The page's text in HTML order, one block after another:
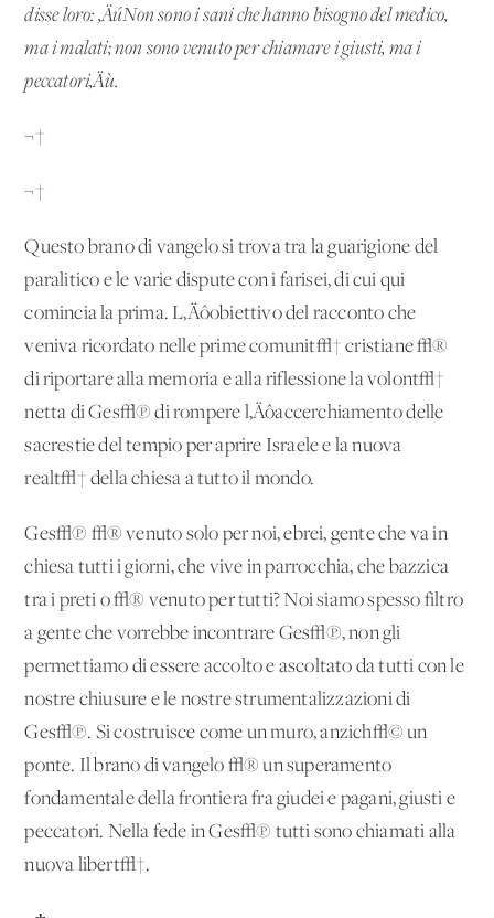
disse loro: ‚ÄúNon sono i sani che hanno bisogno del medico,
ma i malati; non sono venuto per chiamare i giusti, ma i
peccatori‚Äù.
¬†
¬†
Questo brano di vangelo si trova tra la guarigione del
paralitico e le varie dispute con i farisei, di cui qui
comincia la prima. L‚Äôobiettivo del racconto che
veniva ricordato nelle prime comunit√† cristiane √®
di riportare alla memoria e alla riflessione la volont√†
netta di Ges√π di rompere l‚Äôaccerchiamento delle
sacrestie del tempio per aprire Israele e la nuova
realt√† della chiesa a tutto il mondo.
Ges√π √® venuto solo per noi, ebrei, gente che va in
chiesa tutti i giorni, che vive in parrocchia, che bazzica
tra i preti o √® venuto per tutti? Noi siamo spesso filtro
a gente che vorrebbe incontrare Ges√π, non gli
permettiamo di essere accolto e ascoltato da tutti con le
nostre chiusure e le nostre strumentalizzazioni di
Ges√π. Si costruisce come un muro, anzich√© un
ponte. Il brano di vangelo √® un superamento
fondamentale della frontiera fra giudei e pagani, giusti e
peccatori. Nella fede in Ges√π tutti sono chiamati alla
nuova libert√†.